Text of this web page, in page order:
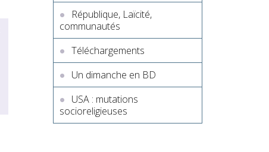
République, Laïcité,
communautés
Téléchargements
Un dimanche en BD
USA : mutations
socioreligieuses